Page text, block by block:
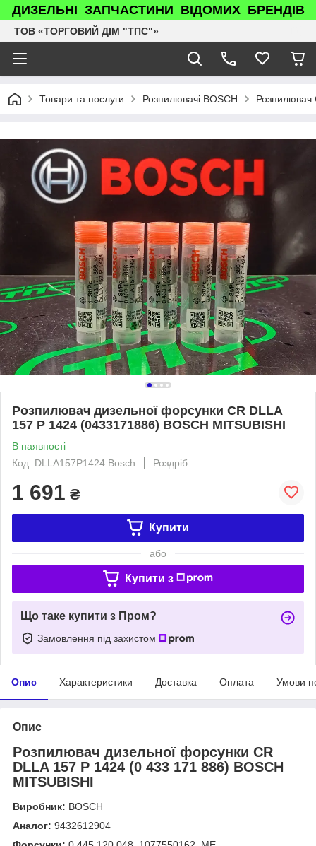
ДИЗЕЛЬНІ ЗАПЧАСТИНИ ВІДОМИХ БРЕНДІВ
ТОВ «ТОРГОВИЙ ДІМ "ТПС"»
Товари та послуги Розпилювачі BOSCH Розпилювач
Розпилювач дизельної форсунки CR DLLA
157 P 1424 (0433171886) BOSCH MITSUBISHI
В наявності
Код: DLLA157P1424 Bosch
Роздріб
1 691 ₴
Купити
або
Купити з
Що таке купити з Пром?
Замовлення під захистом
Опис Характеристики Доставка Оплата Умови
Опис
Розпилювач дизельної форсунки CR
DLLA 157 P 1424 (0 433 171 886) BOSCH
MITSUBISHI
Виробник: BOSCH
Аналог: 9432612904